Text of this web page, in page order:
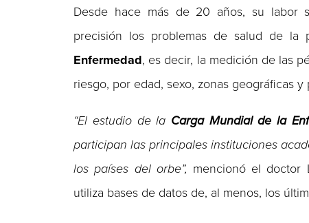
Desde hace más de 20 años, su labor
precisión los problemas de salud de
Enfermedad, es decir, la medición de las
riesgo, por edad, sexo, zonas geográficas
“El estudio de la Carga Mundial de la
participan las principales instituciones
los países del orbe”, mencionó el doctor
utiliza bases de datos de, al menos, los